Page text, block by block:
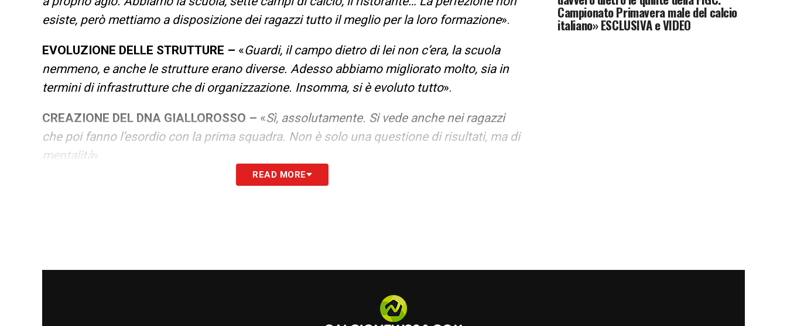
esiste, però mettiamo a disposizione dei ragazzi tutto il meglio per la loro formazione».
EVOLUZIONE DELLE STRUTTURE – «Guardi, il campo dietro di lei non c’era, la scuola
nemmeno, e anche le strutture erano diverse. Adesso abbiamo migliorato molto, sia in
termini di infrastrutture che di organizzazione. Insomma, si è evoluto tutto».
CREAZIONE DEL DNA GIALLOROSSO – «Sì, assolutamente. Si vede anche nei ragazzi
che poi fanno l’esordio con la prima squadra. Non è solo una questione di risultati, ma di
mentalità».
L’OBIETTIVO DEL SETTORE GIOVANILE É LA CRESCITA O I RISULTATI –
Richiede giocatori veloci, forti e potenti rispetto a dieci anni fa. Sembra che tutto debba
READ MORE
Campionato Primavera male del calcio
italiano» ESCLUSIVA e VIDEO